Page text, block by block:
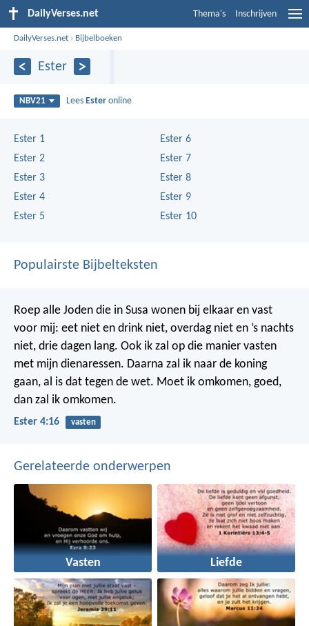
DailyVerses.net Thema's Inschrijven
DailyVerses.net › Bijbelboeken
Ester
NBV21 Lees Ester online
Ester 1
Ester 2
Ester 3
Ester 4
Ester 5
Ester 6
Ester 7
Ester 8
Ester 9
Ester 10
Populairste Bijbelteksten
Roep alle Joden die in Susa wonen bij elkaar en vast
voor mij: eet niet en drink niet, overdag niet en ’s nachts
niet, drie dagen lang. Ook ik zal op die manier vasten
met mijn dienaressen. Daarna zal ik naar de koning
gaan, al is dat tegen de wet. Moet ik omkomen, goed,
dan zal ik omkomen.
Ester 4:16 vasten
Gerelateerde onderwerpen
Vasten Liefde